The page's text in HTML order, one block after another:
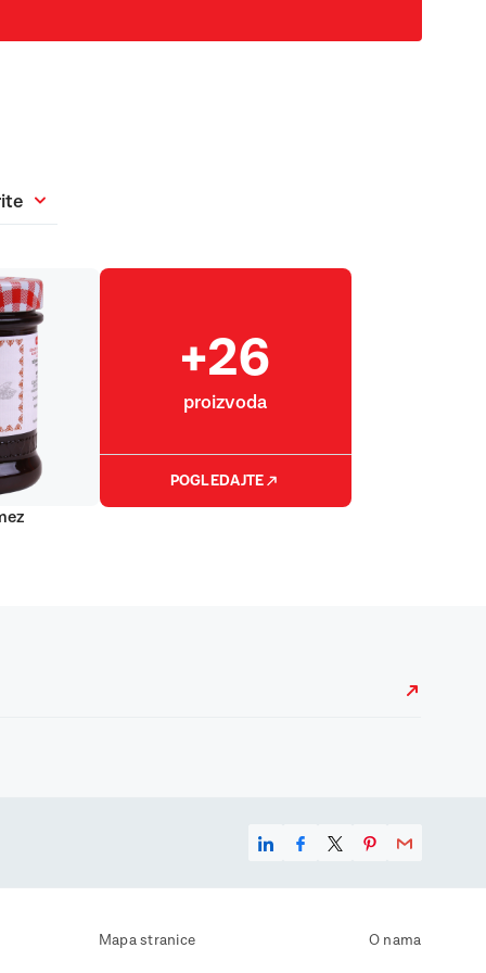
+26
proizvoda
POGLEDAJTE
Mapa stranice
O nama